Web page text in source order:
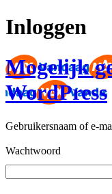
Inloggen
Mogelijk
WordPress
Gebruikersnaam of e-
Wachtwoord